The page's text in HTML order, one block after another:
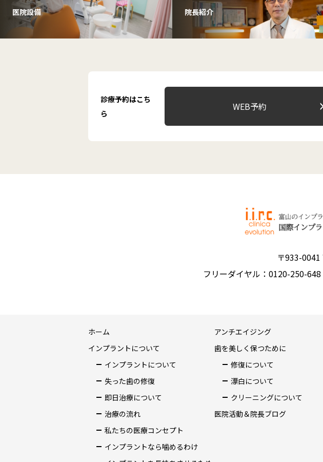
医院設備 院長紹介
診療予約はこち
ら
WEB予約
〒933-
フリーダイヤル：0120-250-648
ホーム
インプラントについて
インプラントについて
失った歯の修復
即日治療について
治療の流れ
私たちの医療コンセプト
インプラントなら噛めるわけ
アンチエイジング
歯を美しく保つために
修復について
漂白について
クリーニングについて
医院活動＆院長ブログ